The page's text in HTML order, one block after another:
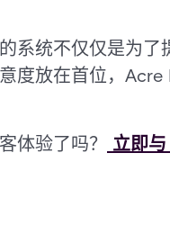
系统不仅仅是为
度放在首位，
体验了吗？
立即